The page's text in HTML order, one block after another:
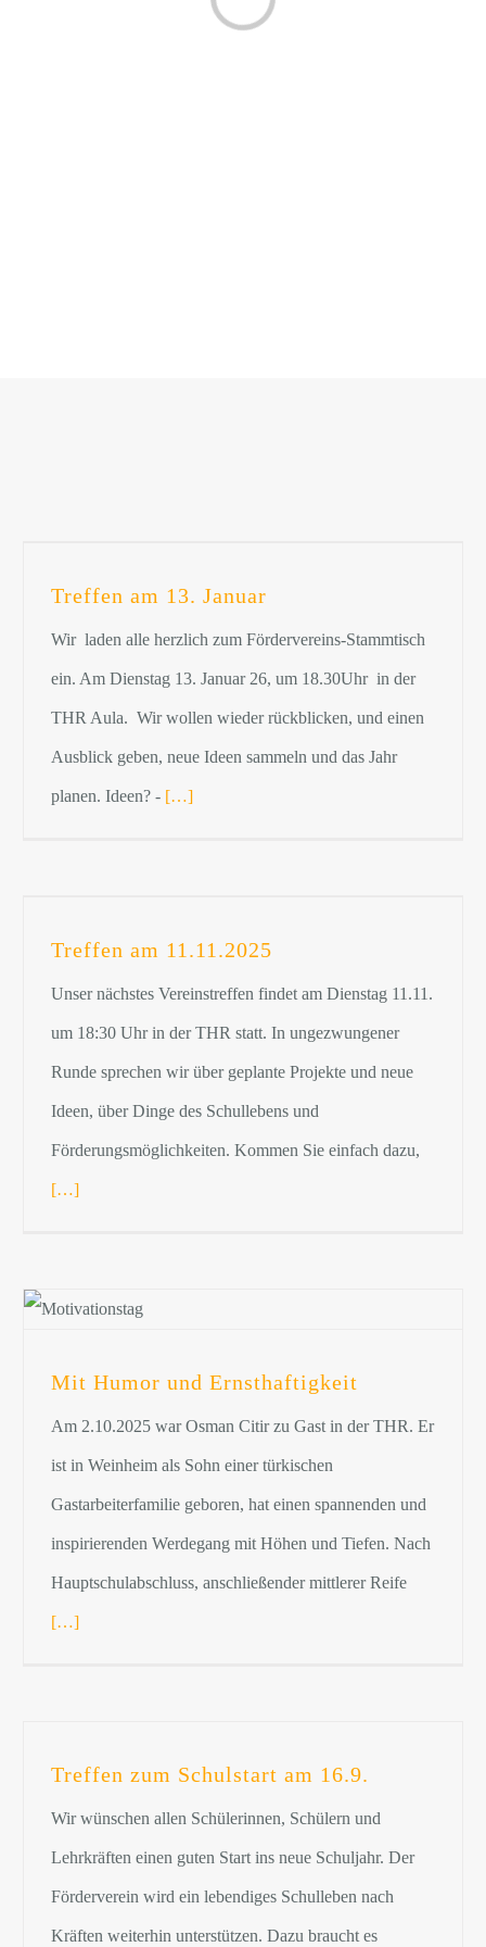
Treffen am 13. Januar
Wir laden alle herzlich zum Fördervereins-Stammtisch
ein. Am Dienstag 13. Januar 26, um 18.30Uhr in der
THR Aula. Wir wollen wieder rückblicken, und einen
Ausblick geben, neue Ideen sammeln und das Jahr
planen. Ideen? - […]
Treffen am 11.11.2025
Unser nächstes Vereinstreffen findet am Dienstag 11.11.
um 18:30 Uhr in der THR statt. In ungezwungener
Runde sprechen wir über geplante Projekte und neue
Ideen, über Dinge des Schullebens und
Förderungsmöglichkeiten. Kommen Sie einfach dazu,
[…]
Mit Humor und Ernsthaftigkeit
Am 2.10.2025 war Osman Citir zu Gast in der THR. Er
ist in Weinheim als Sohn einer türkischen
Gastarbeiterfamilie geboren, hat einen spannenden und
inspirierenden Werdegang mit Höhen und Tiefen. Nach
Hauptschulabschluss, anschließender mittlerer Reife
[…]
Treffen zum Schulstart am 16.9.
Wir wünschen allen Schülerinnen, Schülern und
Lehrkräften einen guten Start ins neue Schuljahr. Der
Förderverein wird ein lebendiges Schulleben nach
Kräften weiterhin unterstützen. Dazu braucht es